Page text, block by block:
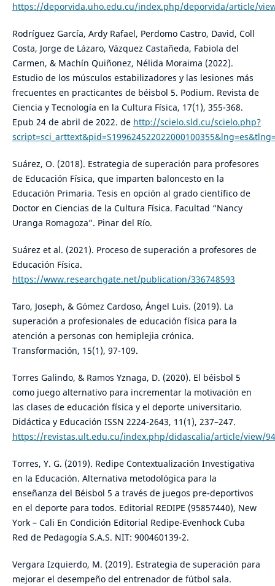
https://deporvida.uho.edu.cu/index.php/deporvida/article/
Rodríguez García, Ardy Rafael, Perdomo Castro, David, Coll
Costa, Jorge de Lázaro, Vázquez Castañeda, Fabiola del
Carmen, & Machín Quiñonez, Nélida Moraima (2022).
Estudio de los músculos estabilizadores y las lesiones más
frecuentes en practicantes de béisbol 5. Podium. Revista de
Ciencia y Tecnología en la Cultura Física, 17(1), 355-368.
Epub 24 de abril de 2022. de http://scielo.sld.cu/scielo.php?
Suárez, O. (2018). Estrategia de superación para profesores
de Educación Física, que imparten baloncesto en la
Educación Primaria. Tesis en opción al grado científico de
Doctor en Ciencias de la Cultura Física. Facultad “Nancy
Uranga Romagoza”. Pinar del Río.
Suárez et al. (2021). Proceso de superación a profesores de
Educación Física.
https://www.researchgate.net/publication/336748593
Taro, Joseph, & Gómez Cardoso, Ángel Luis. (2019). La
superación a profesionales de educación física para la
atención a personas con hemiplejia crónica.
Transformación, 15(1), 97-109.
Torres Galindo, & Ramos Yznaga, D. (2020). El béisbol 5
como juego alternativo para incrementar la motivación en
las clases de educación física y el deporte universitario.
Didáctica y Educación ISSN 2224-2643, 11(1), 237–247.
https://revistas.ult.edu.cu/index.php/didascalia/article/view/
Torres, Y. G. (2019). Redipe Contextualización Investigativa
en la Educación. Alternativa metodológica para la
enseñanza del Béisbol 5 a través de juegos pre-deportivos
en el deporte para todos. Editorial REDIPE (95857440), New
York – Cali En Condición Editorial Redipe-Evenhock Cuba
Red de Pedagogía S.A.S. NIT: 900460139-2.
Vergara Izquierdo, M. (2019). Estrategia de superación para
mejorar el desempeño del entrenador de fútbol sala.